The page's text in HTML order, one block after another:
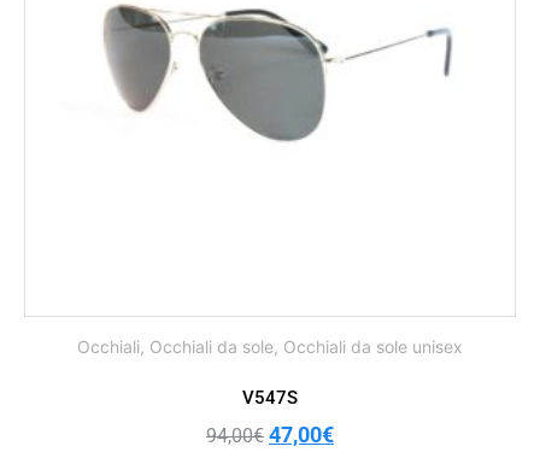
Occhiali, Occhiali da sole, Occhiali da sole unisex
V547S
94,00€ 47,00€